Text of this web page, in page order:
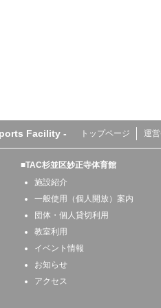
Facility - トップページ 運
■TAC杉並区妙正寺体育館
施設紹介
一般使用（個人開放）案内
団体・個人貸切利用
教室利用
イベント情報
お知らせ
アクセス